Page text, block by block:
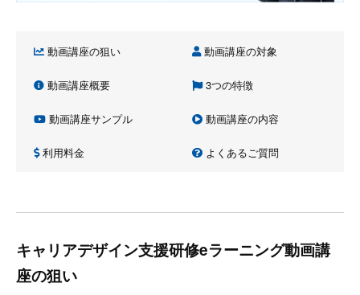
動画講座の狙い 動画講座の対象
動画講座概要 3つの特徴
動画講座サンプル 動画講座の内容
利用料金 よくあるご質問
キャリアデザイン支援研修eラーニング動画講
座の狙い